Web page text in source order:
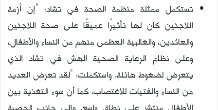
تستكمل ممثلة منظمة الصحة في تشاد: “إن أزمة
اللاجئين كان لها تأثيرًا عميقًا على صحة اللاجئين
والعائدين، والغالبية العظمى منهم من النساء والأطفال،
وعلى نظام الرعاية الصحية الهش في تشاد الذي
يتعرض لضغوط هائلة. واستكملت: “لقد تعرض العديد
من النساء والفتيات للاغتصاب. كما أن سوء التغذية بين